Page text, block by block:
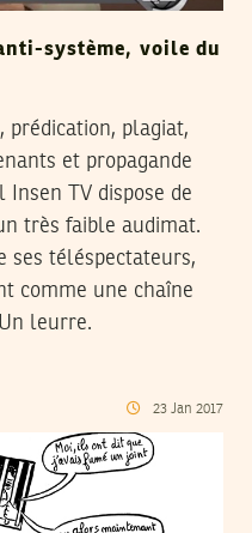
système, voile du
plagiat,
et propagande
TV dispose de
très faible audimat.
ses téléspectateurs,
comme une chaîne
leurre.
23 Jan 2017